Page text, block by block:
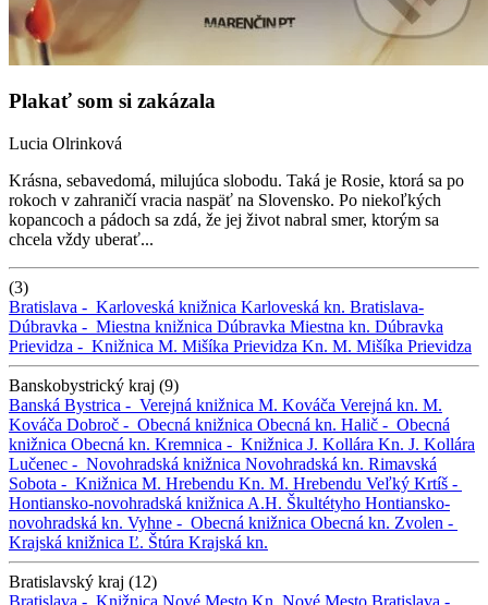
Plakať som si zakázala
Lucia Olrinková
Krásna, sebavedomá, milujúca slobodu. Taká je Rosie, ktorá sa po
rokoch v zahraničí vracia naspäť na Slovensko. Po niekoľkých
kopancoch a pádoch sa zdá, že jej život nabral smer, ktorým sa
chcela vždy uberať...
(3)
Bratislava - Karloveská knižnica Karloveská kn. Bratislava-
Dúbravka - Miestna knižnica Dúbravka Miestna kn. Dúbravka
Prievidza - Knižnica M. Mišíka Prievidza Kn. M. Mišíka Prievidza
Banskobystrický kraj (9)
Banská Bystrica - Verejná knižnica M. Kováča Verejná kn. M.
Kováča Dobroč - Obecná knižnica Obecná kn. Halič - Obecná
knižnica Obecná kn. Kremnica - Knižnica J. Kollára Kn. J. Kollára
Lučenec - Novohradská knižnica Novohradská kn. Rimavská
Sobota - Knižnica M. Hrebendu Kn. M. Hrebendu Veľký Krtíš -
Hontiansko-novohradská knižnica A.H. Škultétyho Hontiansko-
novohradská kn. Vyhne - Obecná knižnica Obecná kn. Zvolen -
Krajská knižnica Ľ. Štúra Krajská kn.
Bratislavský kraj (12)
Bratislava - Knižnica Nové Mesto Kn. Nové Mesto Bratislava -